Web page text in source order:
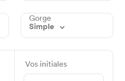
Gorge
Simple
Vos initiales